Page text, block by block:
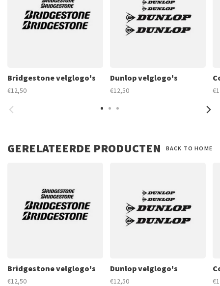
Bridgestone velglogo's
€12,50
Dunlop velglogo's
€12,50
GERELATEERDE PRODUCTEN BACK TO HOME
Bridgestone velglogo's
€12,50
Dunlop velglogo's
€12,50